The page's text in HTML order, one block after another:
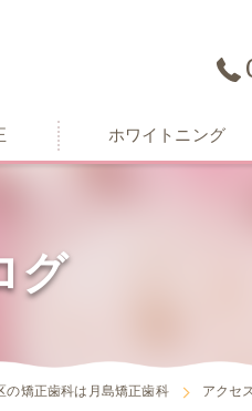
ホワイトニング
グ
の矯正歯科は月島矯正歯科 アクセ